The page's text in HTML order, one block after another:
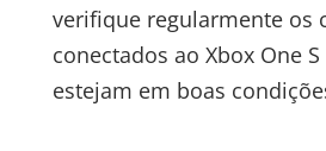
verifique regularmente os
conectados ao Xbox One
estejam em boas